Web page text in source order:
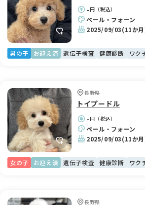
-円（税込）
ペール・フォーン
2025/09/03(11か
男の子 お迎え済 遺伝子検査 健康診断 ワク
長野県
トイプードル
-円（税込）
ペール・フォーン
2025/09/03(11か
女の子 お迎え済 遺伝子検査 健康診断 ワク
長野県